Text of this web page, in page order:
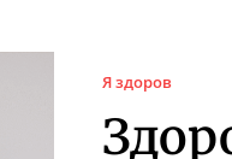
Я здоров